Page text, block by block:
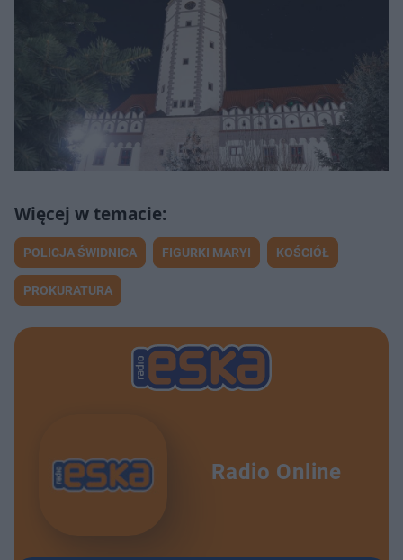
POLICJA ŚWIDNICA FIGURKI MARYI KOŚCIÓŁ
PROKURATURA
Radio Online